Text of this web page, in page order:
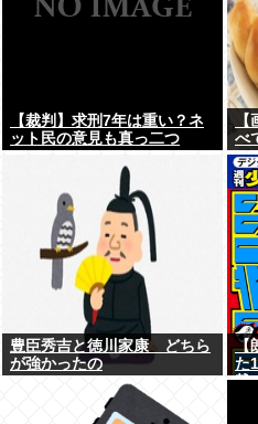
【裁判】求刑7年は重い？ネ
ット民の意見も真っ二つ
べ
い
豊臣秀吉と徳川家康 どちら
が強かったの
【
た
載